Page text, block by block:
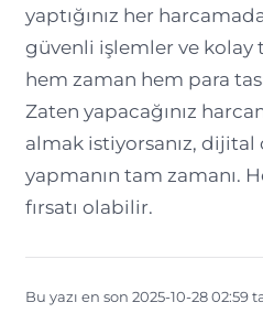
yaptığınız her
güvenli işlemler ve kolay
hem zaman hem para
Zaten yapacağınız
almak istiyorsanız, dijital
yapmanın tam zamanı.
fırsatı olabilir.
Bu yazı en son 2025-10-28